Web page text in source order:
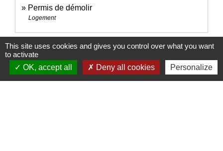
Permis de démolir
Logement
Signaler une erreur sur cette page
This site uses cookies and gives you control over what you want
to activate
OK, accept all
Deny all cookies Personalize